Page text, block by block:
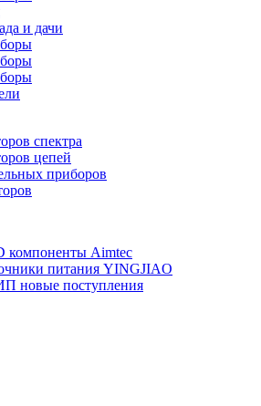
спектра
цепей
приборов
компоненты Aimtec
питания YINGJIAO
новые поступления